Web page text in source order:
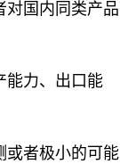
国内同类产品
力、出口能
者极小的可能